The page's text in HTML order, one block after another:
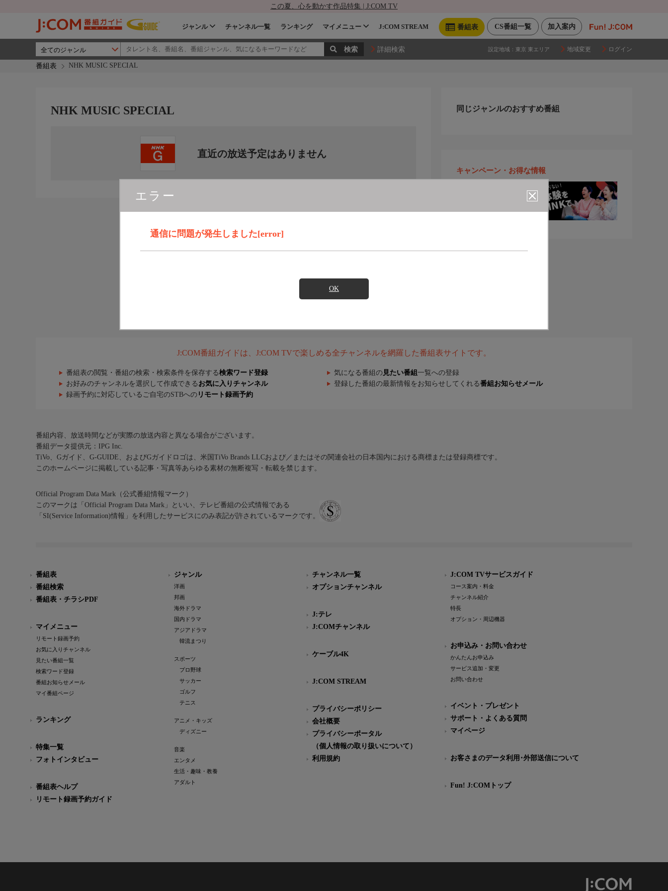
この夏、心を動かす作品特集 | J:COM TV
加入案内
CS番組一覧
番組表
ジャンル チャンネル一覧 ランキング マイメニュー J:COM STREAM
詳細検索 設定地域： 東京 東エリア 地域変更 ログイン
番組表 NHK MUSIC SPECIAL
エラー
通信に問題が発生しました[error]
OK
NHK MUSIC SPECIAL
直近の放送予定はありません
同じジャンルのおすすめ番組
キャンペーン・お得な情報
J:COM番組ガイドは、J:COM TVで楽しめる全チャンネルを網羅した番組表サイトです。
番組表の閲覧・番組の検索・検索条件を保存する検索ワード登録 気になる番組の 見たい番組 一覧への登録
お好みのチャンネルを選択して作成できる お気に入りチャンネル 登録した番組の最新情報をお知らせしてくれる番組お知らせメール
録画予約に対応しているご自宅のSTBへの リモート録画予約
番組内容、放送時間などが実際の放送内容と異なる場合がございます。
番組データ提供元：IPG Inc.
TiVo、Gガイド、G-GUIDE、およびGガイドロゴは、米国TiVo Brands LLCおよび／またはその関連会社の日本国内における商標または登録商標です。
このホームページに掲載している記事・写真等あらゆる素材の無断複写・転載を禁じます。
Official Program Data Mark（公式番組情報マーク）
このマークは「Official Program Data Mark」といい、テレビ番組の公式情報である
「SI(Service Information)情報」を利用したサービスにのみ表記が許されているマークです。
番組表
番組検索
番組表・チラシPDF
マイメニュー
リモート録画予約
お気に入りチャンネル
見たい番組一覧
検索ワード登録
番組お知らせメール
マイ番組ページ
ランキング
特集一覧
フォトインタビュー
番組表ヘルプ
リモート録画予約ガイド
ジャンル
洋画
邦画
海外ドラマ
国内ドラマ
アジアドラマ
韓流まつり
スポーツ
プロ野球
サッカー
ゴルフ
テニス
アニメ・キッズ
ディズニー
音楽
エンタメ
生活・趣味・教養
アダルト
チャンネル一覧
オプションチャンネル
J:テレ
J:COMチャンネル
ケーブル4K
J:COM STREAM
プライバシーポリシー
会社概要
プライバシーポータル
（個人情報の取り扱いについて）
利用規約
J:COM TVサービスガイド
コース案内・料金
チャンネル紹介
特長
オプション・周辺機器
お申込み・お問い合わせ
かんたんお申込み
サービス追加・変更
お問い合わせ
イベント・プレゼント
サポート・よくある質問
マイページ
お客さまのデータ利用･外部送信について
Fun! J:COMトップ